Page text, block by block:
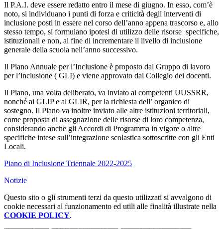
Il P.A.I. deve essere redatto entro il mese di giugno. In esso, com’è
noto, si individuano i punti di forza e criticità degli interventi di
inclusione posti in essere nel corso dell’anno appena trascorso e, allo
stesso tempo, si formulano ipotesi di utilizzo delle risorse specifiche,
istituzionali e non, al fine di incrementare il livello di inclusione
generale della scuola nell’anno successivo.
Il Piano Annuale per l’Inclusione è proposto dal Gruppo di lavoro
per l’inclusione ( GLI) e viene approvato dal Collegio dei docenti.
Il Piano, una volta deliberato, va inviato ai competenti UUSSRR,
nonché ai GLIP e al GLIR, per la richiesta dell’ organico di
sostegno. Il Piano va inoltre inviato alle altre istituzioni territoriali,
come proposta di assegnazione delle risorse di loro competenza,
considerando anche gli Accordi di Programma in vigore o altre
specifiche intese sull’integrazione scolastica sottoscritte con gli Enti
Locali.
Piano di Inclusione Triennale 2022-2025
Notizie
Questo sito o gli strumenti terzi da questo utilizzati si avvalgono di
cookie necessari al funzionamento ed utili alle finalità illustrate nella
COOKIE POLICY.